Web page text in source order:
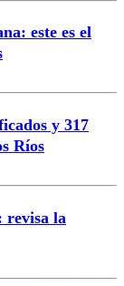
comentario
este es el
y 317
Ríos
revisa la